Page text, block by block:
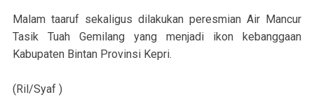
Malam taaruf sekaligus dilakukan peresmian Air Mancur
Tasik Tuah Gemilang yang menjadi ikon kebanggaan
Kabupaten Bintan Provinsi Kepri.
(Ril/Syaf )